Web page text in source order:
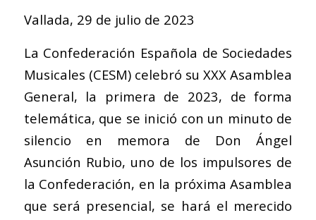
Vallada, 29 de julio de 2023
La Confederación Española de Sociedades
Musicales (CESM) celebró su XXX Asamblea
General, la primera de 2023, de forma
telemática, que se inició con un minuto de
silencio en memora de Don Ángel
Asunción Rubio, uno de los impulsores de
la Confederación, en la próxima Asamblea
que será presencial, se hará el merecido